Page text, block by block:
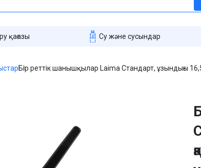
қағазы Су және сусындар
Бір реттік шанышқылар Laima Стандарт, ұзындығы